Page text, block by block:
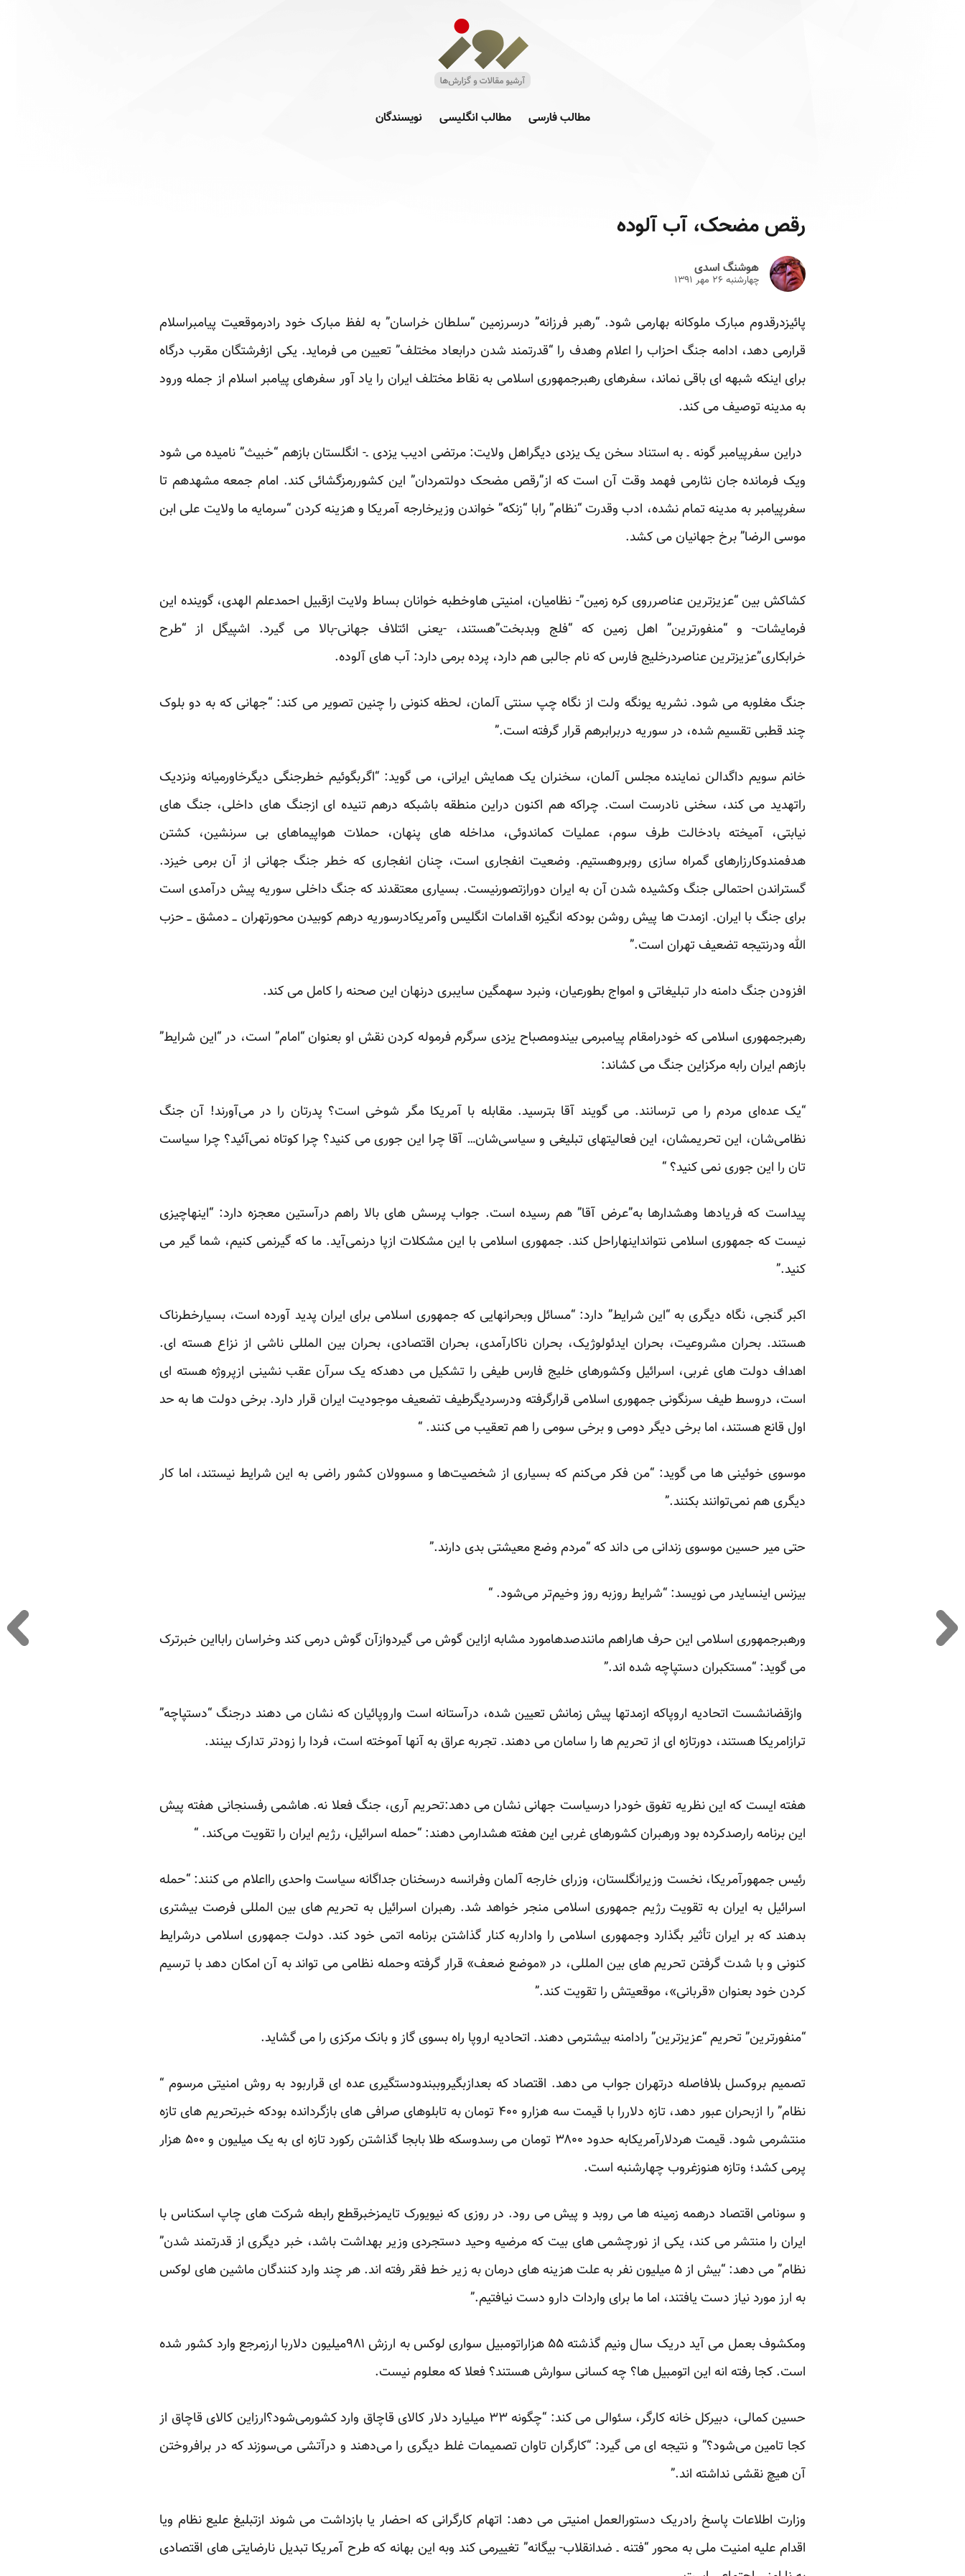
مطالب فارسی مطالب انگلیسی نویسندگان
رقص مضحک، آب آلوده
هوشنگ اسدی
چهارشنبه ۲۶ مهر ۱۳۹۱
پائیزدرقدوم مبارک ملوکانه بهارمی شود. “رهبر فرزانه” درسرزمین “سلطان خراسان” به لفظ مبارک خود رادرموقعیت پیامبراسلام
قرارمی دهد، ادامه جنگ احزاب را اعلام وهدف را “قدرتمند شدن درابعاد مختلف” تعیین می فرماید. یکی ازفرشتگان مقرب درگاه
برای اینکه شبهه ای باقی نماند، سفرهای رهبرجمهوری اسلامی به نقاط مختلف ایران را یاد آور سفرهای پیامبر اسلام از جمله ورود
به مدینه توصیف می کند.
دراین سفرپیامبر گونه ـ به استناد سخن یک یزدی دیگراهل ولایت: مرتضی ادیب یزدی ـ- انگلستان بازهم “خبیث” نامیده می شود
ویک فرمانده جان نثارمی فهمد وقت آن است که از”رقص مضحک دولتمردان” این کشوررمزگشائی کند. امام جمعه مشهدهم تا
سفرپیامبر به مدینه تمام نشده، ادب وقدرت “نظام” رابا “زنکه” خواندن وزیرخارجه آمریکا و هزینه کردن “سرمایه ما ولایت علی ابن
موسی الرضا” برخ جهانیان می کشد.
کشاکش بین “عزیزترین عناصرروی کره زمین”- نظامیان، امنیتی هاوخطبه خوانان بساط ولایت ازقبیل احمدعلم الهدی، گوینده این
فرمایشات- و “منفورترین” اهل زمین که “فلج وبدبخت”هستند، -یعنی ائتلاف جهانی-بالا می گیرد. اشپیگل از “طرح
خرابکاری”عزیزترین عناصردرخلیج فارس که نام جالبی هم دارد، پرده برمی دارد: آب های آلوده.
جنگ مغلوبه می شود. نشریه یونگه ولت از نگاه چپ سنتی آلمان، لحظه کنونی را چنین تصویر می کند: “جهانی که به دو بلوک
چند قطبی تقسیم شده، در سوریه دربرابرهم قرار گرفته است.”
خانم سویم داگدالن نماینده مجلس آلمان، سخنران یک همایش ایرانی، می گوید: “اگربگوئیم خطرجنگی دیگرخاورمیانه ونزدیک
راتهدید می کند، سخنی نادرست است. چراکه هم اکنون دراین منطقه باشبکه درهم تنیده ای ازجنگ های داخلی، جنگ های
نیابتی، آمیخته بادخالت طرف سوم، عملیات کماندوئی، مداخله های پنهان، حملات هواپیماهای بی سرنشین، کشتن
هدفمندوکارزارهای گمراه سازی روبروهستیم. وضعیت انفجاری است، چنان انفجاری که خطر جنگ جهانی از آن برمی خیزد.
گستراندن احتمالی جنگ وکشیده شدن آن به ایران دورازتصورنیست. بسیاری معتقدند که جنگ داخلی سوریه پیش درآمدی است
برای جنگ با ایران. ازمدت ها پیش روشن بودکه انگیزه اقدامات انگلیس وآمریکادرسوریه درهم کوبیدن محورتهران ــ دمشق ــ حزب
الله ودرنتیجه تضعیف تهران است.”
افزودن جنگ دامنه دار تبلیغاتی و امواج بطورعیان، ونبرد سهمگین سایبری درنهان این صحنه را کامل می کند.
رهبرجمهوری اسلامی که خودرامقام پیامبرمی بیندومصباح یزدی سرگرم فرموله کردن نقش او بعنوان “امام” است، در “این شرایط”
بازهم ایران رابه مرکزاین جنگ می کشاند:
“یک عده‌ای مردم را می ترسانند. می گویند آقا بترسید. مقابله‌ با آمریکا مگر شوخی است؟ پدرتان را در می‌آورند! آن جنگ
نظامی‌شان، این تحریمشان، این فعالیتهای تبلیغی و سیاسی‌شان… آقا چرا این جوری می کنید؟ چرا کوتاه نمی‌آئید؟ چرا سیاست
تان را این جوری نمی کنید؟ “
پیداست که فریادها وهشدارها به”عرض آقا” هم رسیده است. جواب پرسش های بالا راهم درآستین معجزه دارد: “اینهاچیزی
نیست که جمهوری اسلامی نتوانداینهاراحل کند. جمهوری اسلامی با این مشکلات ازپا درنمی‌آید. ما که گیرنمی کنیم، شما گیر می
کنید.”
اکبر گنجی، نگاه دیگری به “این شرایط” دارد: “مسائل وبحرانهایی که جمهوری اسلامی برای ایران پدید آورده است، بسیارخطرناک
هستند. بحران مشروعیت، بحران ایدئولوژیک، بحران ناکارآمدی، بحران اقتصادی، بحران بین المللی ناشی از نزاع هسته ای.
اهداف دولت های غربی، اسرائیل وکشورهای خلیج فارس طیفی را تشکیل می دهدکه یک سرآن عقب نشینی ازپروژه هسته ای
است، دروسط طیف سرنگونی جمهوری اسلامی قرارگرفته ودرسردیگرطیف تضعیف موجودیت ایران قرار دارد. برخی دولت ها به حد
اول قانع هستند، اما برخی دیگر دومی و برخی سومی را هم تعقیب می کنند. “
موسوی خوئینی ها می گوید: “من فکر می‌کنم که بسیاری از شخصیت‌ها و مسوولان کشور راضی به این شرایط نیستند، اما کار
دیگری هم نمی‌توانند بکنند.”
حتی میر حسین موسوی زندانی می داند که “مردم وضع معیشتی بدی دارند.”
بیزنس اینسایدر می نویسد: “شرایط روز‌به روز وخیم‌تر می‌شود. “
ورهبرجمهوری اسلامی این حرف هاراهم مانندصدهامورد مشابه ازاین گوش می گیردوازآن گوش درمی کند وخراسان رابااین خبرترک
می گوید: “مستکبران دستپاچه شده اند.”
وازقضانشست اتحادیه اروپاکه ازمدتها پیش زمانش تعیین شده، درآستانه است واروپائیان که نشان می دهند درجنگ “دستپاچه”
ترازامریکا هستند، دورتازه ای از تحریم ها را سامان می دهند. تجربه عراق به آنها آموخته است، فردا را زودتر تدارک بینند.
هفته ایست که این نظریه تفوق خودرا درسیاست جهانی نشان می دهد:تحریم آری، جنگ فعلا نه. هاشمی رفسنجانی هفته پیش
این برنامه رارصدکرده بود ورهبران کشورهای غربی این هفته هشدارمی دهند: “حمله اسرائیل، رژیم ایران را تقویت می‌کند. “
رئیس جمهورآمریکا، نخست وزیرانگلستان، وزرای خارجه آلمان وفرانسه درسخنان جداگانه سیاست واحدی رااعلام می کنند: “حمله
اسرائیل به ایران به تقویت رژیم جمهوری اسلامی منجر خواهد شد. رهبران اسرائیل به تحریم های بین المللی فرصت بیشتری
بدهند که بر ایران تأثیر بگذارد وجمهوری اسلامی را واداربه کنار گذاشتن برنامه اتمی خود کند. دولت جمهوری اسلامی درشرایط
کنونی و با شدت گرفتن تحریم های بین المللی، در «موضع ضعف» قرار گرفته وحمله نظامی می تواند به آن امکان دهد با ترسیم
کردن خود بعنوان «قربانی»، موقعیتش را تقویت کند.”
“منفورترین” تحریم “عزیزترین” رادامنه بیشترمی دهند. اتحادیه اروپا راه بسوی گاز و بانک مرکزی را می گشاید.
تصمیم بروکسل بلافاصله درتهران جواب می دهد. اقتصاد که بعدازبگیروببندودستگیری عده ای قراربود به روش امنیتی مرسوم “
نظام” را ازبحران عبور دهد، تازه دلاررا با قیمت سه هزارو ۴۰۰ تومان به تابلوهای صرافی های بازگردانده بودکه خبرتحریم های تازه
منتشرمی شود. قیمت هردلارآمریکابه حدود ۳۸۰۰ تومان می رسدوسکه طلا بابجا گذاشتن رکورد تازه ای به یک میلیون و ۵۰۰ هزار
پرمی کشد؛ وتازه هنوزغروب چهارشنبه است.
و سونامی اقتصاد درهمه زمینه ها می روبد و پیش می رود. در روزی که نیویورک تایمزخبرقطع رابطه شرکت های چاپ اسکناس با
ایران را منتشر می کند، یکی از نورچشمی های بیت که مرضیه وحید دستجردی وزیر بهداشت باشد، خبر دیگری از قدرتمند شدن”
نظام” می دهد: “بیش از ۵ میلیون نفر به علت هزینه های درمان به زیر خط فقر رفته اند. هر چند وارد کنندگان ماشین های لوکس
به ارز مورد نیاز دست یافتند، اما ما برای واردات دارو دست نیافتیم.”
ومکشوف بعمل می آید دریک سال ونیم گذشته ۵۵ هزاراتومبیل سواری لوکس به ارزش ۹۸۱میلیون دلاربا ارزمرجع وارد کشور شده
است. کجا رفته انه این اتومبیل ها؟ چه کسانی سوارش هستند؟ فعلا که معلوم نیست.
حسین کمالی، دبیرکل خانه کارگر، سئوالی می کند: “چگونه ۳۳ میلیارد دلار کالای قاچاق وارد کشورمی‌شود؟ارزاین کالای قاچاق از
کجا تامین می‌شود؟” و نتیجه ای می گیرد: “کارگران تاوان تصمیمات غلط دیگری را می‌دهند و درآتشی می‌سوزند که در برافروختن
آن هیچ نقشی نداشته اند.”
وزارت اطلاعات پاسخ رادریک دستورالعمل امنیتی می دهد: اتهام کارگرانی که احضار یا بازداشت می شوند ازتبلیغ علیع نظام ویا
اقدام علیه امنیت ملی به محور “فتنه ـ ضدانقلاب- بیگانه” تغییرمی کند وبه این بهانه که طرح آمریکا تبدیل نارضایتی های اقتصادی